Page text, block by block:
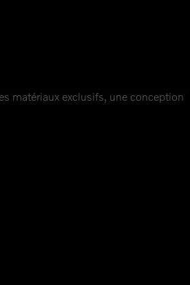
matériaux exclusifs, une conception